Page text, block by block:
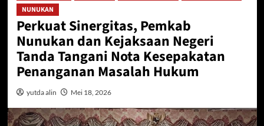
NUNUKAN
Perkuat Sinergitas, Pemkab
Nunukan dan Kejaksaan Negeri
Tanda Tangani Nota Kesepakatan
Penanganan Masalah Hukum
yutda alin Mei 18, 2026